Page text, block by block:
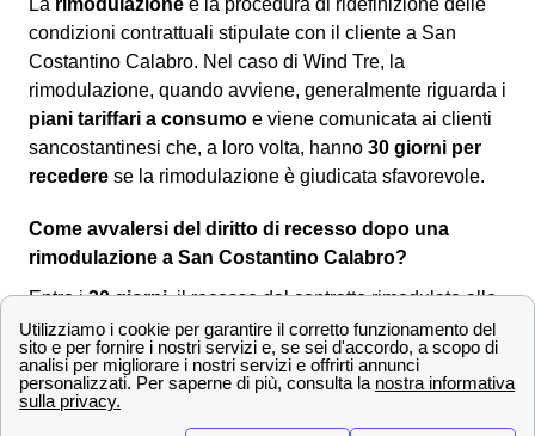
La rimodulazione è la procedura di ridefinizione delle
condizioni contrattuali stipulate con il cliente a San
Costantino Calabro. Nel caso di Wind Tre, la
rimodulazione, quando avviene, generalmente riguarda i
piani tariffari a consumo e viene comunicata ai clienti
sancostantinesi che, a loro volta, hanno 30 giorni per
recedere se la rimodulazione è giudicata sfavorevole.
Come avvalersi del diritto di recesso dopo una
rimodulazione a San Costantino Calabro?
Entro i30 giorni, il recesso dal contratto rimodulato alle
nuove condizioni èsenza penali né costiper i clienti
sancostantinesi. Per comunicare la volontà di recesso si
dovrà utilizzare uno dei seguenti canali:
Servizio clienti Wind-Tre: contattabile al